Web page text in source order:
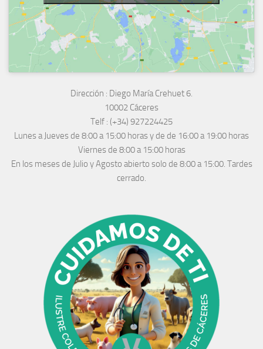
Dirección : Diego María Crehuet 6.
10002 Cáceres
Telf : (+34) 927224425
Lunes a Jueves de 8:00 a 15:00 horas y de de 16:00 a 19:00 horas
Viernes de 8:00 a 15:00 horas
En los meses de Julio y Agosto abierto solo de 8:00 a 15:00. Tardes
cerrado.